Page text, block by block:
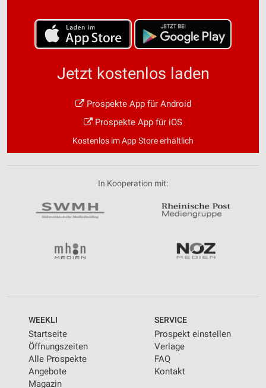
Jetzt kostenlos laden
Prospekte App für Android
Prospekte App für iOS
Kostenlos im App Store erhältlich
In Kooperation mit:
WEEKLI
Startseite
Öffnungszeiten
Alle Prospekte
Angebote
Magazin
SERVICE
Prospekt einstellen
Verlage
FAQ
Kontakt